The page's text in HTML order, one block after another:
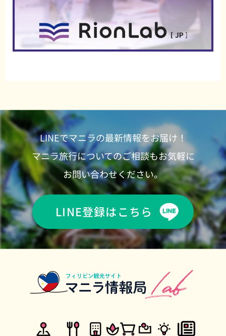
LINEでマニラの最新情報をお届け！
マニラ旅行についてのご相談もお気軽に
お問い合わせください。
LINE登録はこちら